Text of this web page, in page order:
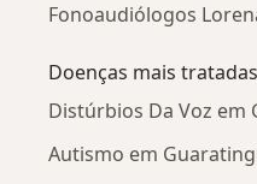
Fonoaudiólogos
Doenças mais tratadas
Distúrbios Da Voz em
Autismo em